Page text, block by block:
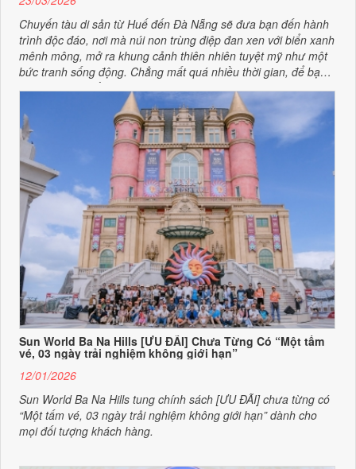
Chuyến tàu di sản từ Huế đến Đà Nẵng sẽ đưa bạn đến hành
trình độc đáo, nơi mà núi non trùng điệp đan xen với biển xanh
mênh mông, mở ra khung cảnh thiên nhiên tuyệt mỹ như một
bức tranh sống động. Chẳng mất quá nhiều thời gian, để bạn
có được chỗ ngồi đẹp cho hành trình này?
Sun World Ba Na Hills [ƯU ĐÃI] Chưa Từng Có “Một tấm
vé, 03 ngày trải nghiệm không giới hạn”
12/01/2026
Sun World Ba Na Hills tung chính sách [ƯU ĐÃI] chưa từng có
“Một tấm vé, 03 ngày trải nghiệm không giới hạn” dành cho
mọi đối tượng khách hàng.